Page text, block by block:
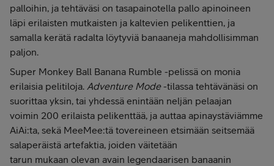
palloihin, ja tehtäväsi on tasapainotella pallo apinoineen
läpi erilaisten mutkaisten ja kaltevien pelikenttien, ja
samalla kerätä radalta löytyviä banaaneja mahdollisimman
paljon.
Super Monkey Ball Banana Rumble -pelissä on monia
erilaisia pelitiloja. Adventure Mode-tilassa tehtävänäsi on
suorittaa yksin, tai yhdessä enintään neljän pelaajan
voimin 200 erilaista pelikenttää, ja auttaa apinaystäviämme
AiAi:ta, sekä MeeMee:tä tovereineen etsimään seitsemää
salaperäistä artefaktia, joiden väitetään
tarun mukaan olevan avain legendaarisen banaanin